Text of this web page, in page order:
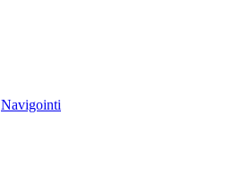
Navigointi